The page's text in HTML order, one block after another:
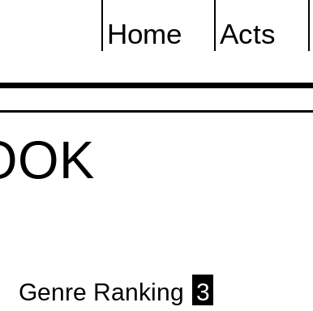
Home Acts
Genre Ranking 3